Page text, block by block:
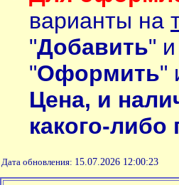
варианты на
"Добавить"
"Оформить"
Цена, и
какого-
Дата обновления: 15.07.2026 12:00:23